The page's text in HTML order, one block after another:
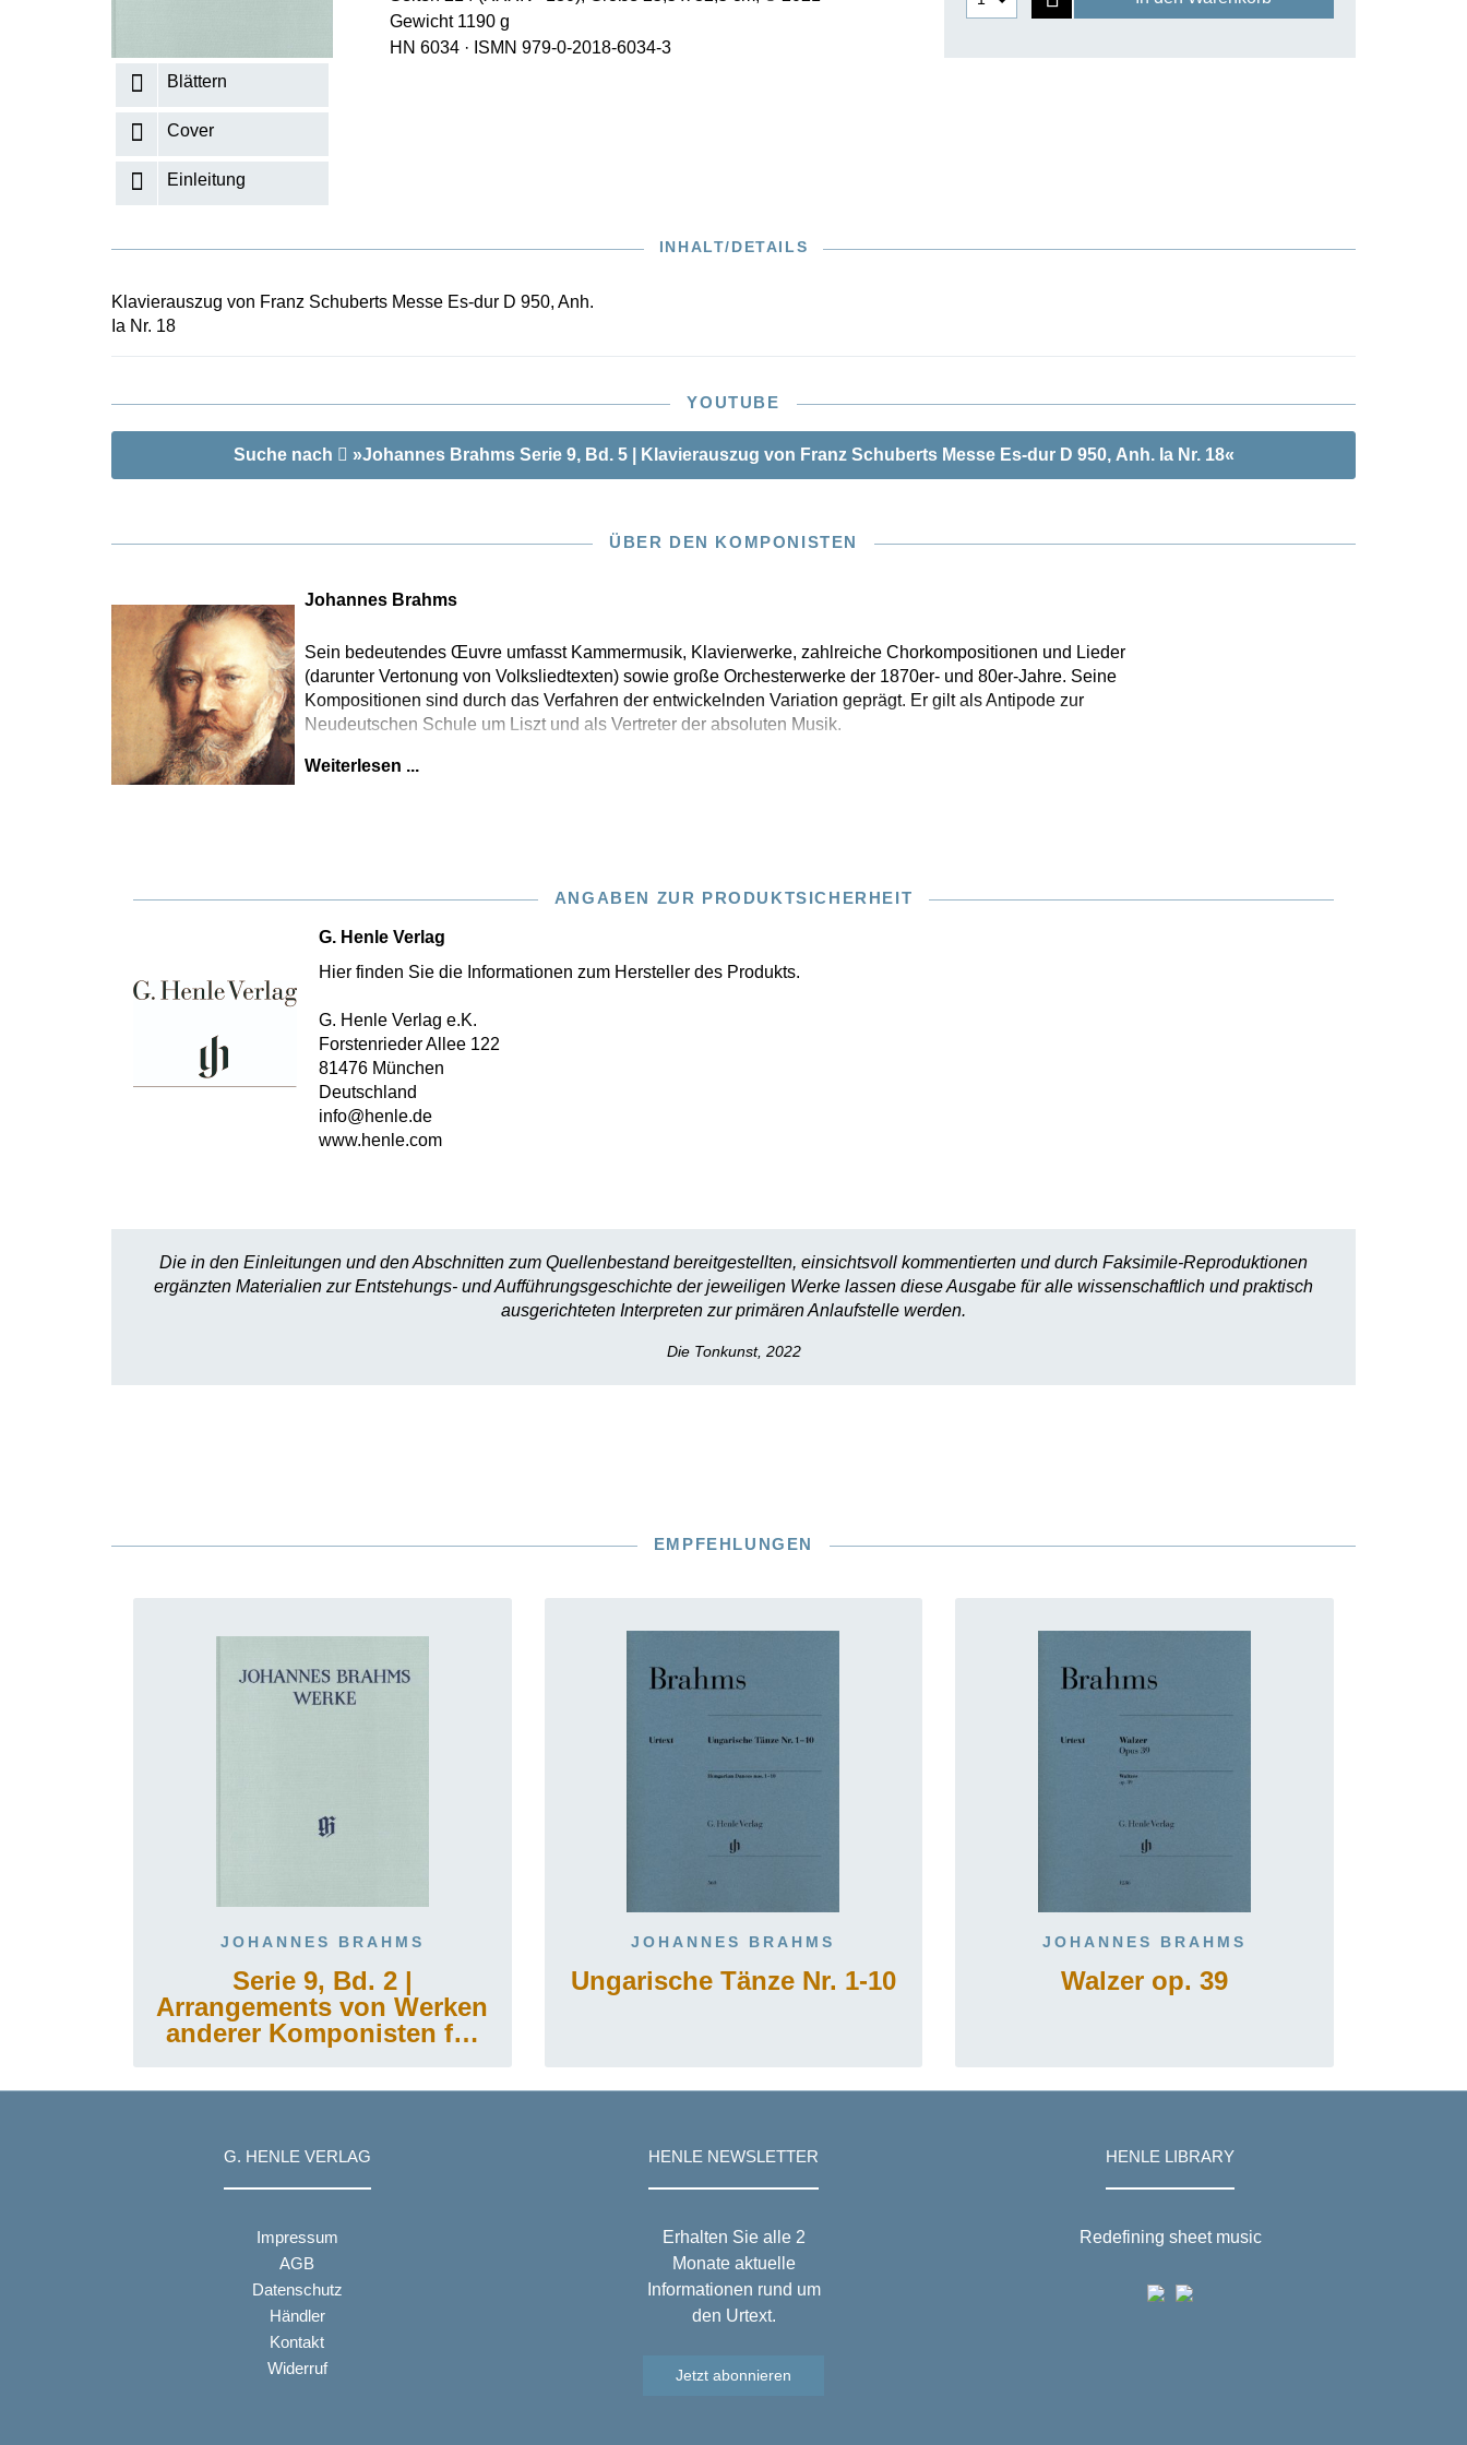
KISSIN THE COMPOSER
Blättern
Cover
Einleitung
Gewicht 1190 g
HN 6034 · ISMN 979-0-2018-6034-3
INHALT/DETAILS
Klavierauszug von Franz Schuberts Messe Es-dur D 950, Anh.
Ia Nr. 18
YOUTUBE
Suche nach »Johannes Brahms Serie 9, Bd. 5 | Klavierauszug von Franz Schuberts Messe Es-dur D 950, Anh. Ia Nr. 18«
ÜBER DEN KOMPONISTEN
Johannes Brahms
Sein bedeutendes Œuvre umfasst Kammermusik, Klavierwerke, zahlreiche Chorkompositionen und Lieder
(darunter Vertonung von Volksliedtexten) sowie große Orchesterwerke der 1870er- und 80er-Jahre. Seine
Kompositionen sind durch das Verfahren der entwickelnden Variation geprägt. Er gilt als Antipode zur
Neudeutschen Schule um Liszt und als Vertreter der absoluten Musik.
Weiterlesen ...
ANGABEN ZUR PRODUKTSICHERHEIT
G. Henle Verlag
Hier finden Sie die Informationen zum Hersteller des Produkts.
G. Henle Verlag e.K.
Forstenrieder Allee 122
81476 München
Deutschland
info@henle.de
www.henle.com
Die in den Einleitungen und den Abschnitten zum Quellenbestand bereitgestellten, einsichtsvoll kommentierten und durch Faksimile-Reproduktionen
ergänzten Materialien zur Entstehungs- und Aufführungsgeschichte der jeweiligen Werke lassen diese Ausgabe für alle wissenschaftlich und praktisch
ausgerichteten Interpreten zur primären Anlaufstelle werden.
Die Tonkunst, 2022
EMPFEHLUNGEN
JOHANNES BRAHMS
Serie 9, Bd. 2 |
Arrangements von Werken
anderer Komponisten für
oder für die linke Hand
JOHANNES BRAHMS
Ungarische Tänze Nr. 1-10
JOHANNES BRAHMS
Walzer op. 39
G. HENLE VERLAG
Impressum
AGB
Datenschutz
Händler
Kontakt
Widerruf
HENLE NEWSLETTER
Erhalten Sie alle 2
Monate aktuelle
Informationen rund um
den Urtext.
Jetzt abonnieren
HENLE LIBRARY
Redefining sheet music